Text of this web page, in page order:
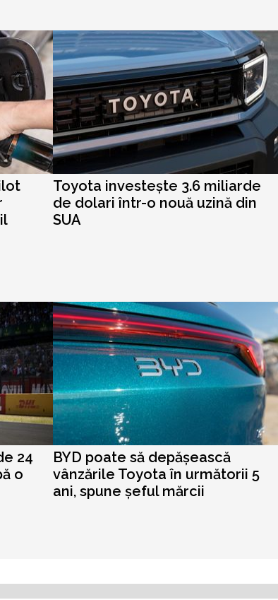
Toyota investește 3.6 miliarde
de dolari într-o nouă uzină din
SUA
24
o
BYD poate să depășească
vânzările Toyota în următorii 5
ani, spune șeful mărcii